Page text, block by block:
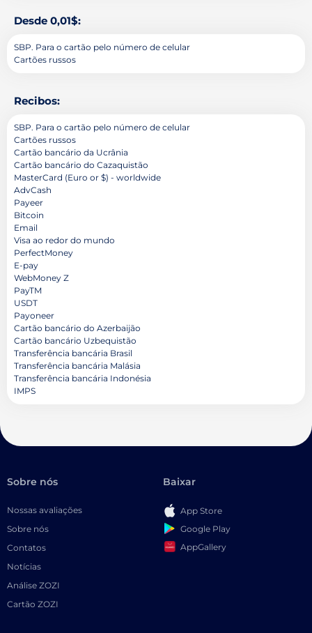
Desde 0,01$:
SBP. Para o cartão pelo número de celular
Cartões russos
Recibos:
SBP. Para o cartão pelo número de celular
Cartões russos
Cartão bancário da Ucrânia
Cartão bancário do Cazaquistão
MasterCard (Euro or $) - worldwide
AdvCash
Payeer
Bitcoin
Email
Visa ao redor do mundo
PerfectMoney
E-pay
WebMoney Z
PayTM
USDT
Payoneer
Cartão bancário do Azerbaijão
Cartão bancário Uzbequistão
Transferência bancária Brasil
Transferência bancária Malásia
Transferência bancária Indonésia
IMPS
Sobre nós
Nossas avaliações
Sobre nós
Contatos
Notícias
Análise ZOZI
Cartão ZOZI
Baixar
App Store
Google Play
AppGallery